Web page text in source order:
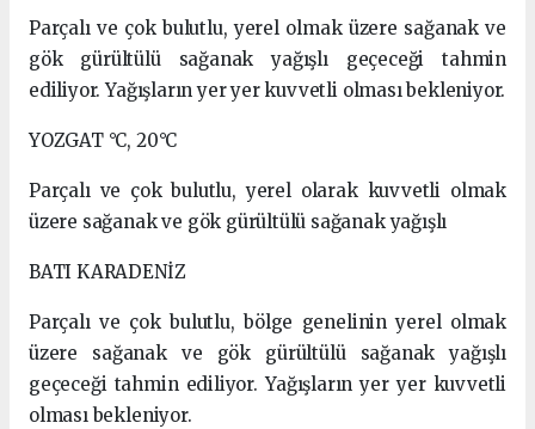
Parçalı ve çok bulutlu, yerel olmak üzere sağanak ve
gök gürültülü sağanak yağışlı geçeceği tahmin
ediliyor. Yağışların yer yer kuvvetli olması bekleniyor.
YOZGAT °C, 20°C
Parçalı ve çok bulutlu, yerel olarak kuvvetli olmak
üzere sağanak ve gök gürültülü sağanak yağışlı
BATI KARADENİZ
Parçalı ve çok bulutlu, bölge genelinin yerel olmak
üzere sağanak ve gök gürültülü sağanak yağışlı
geçeceği tahmin ediliyor. Yağışların yer yer kuvvetli
olması bekleniyor.